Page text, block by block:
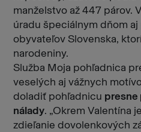
manželstvo až 447 párov.
úradu špeciálnym dňom aj
obyvateľov Slovenska,
narodeniny.
Služba Moja pohľadnica
veselých aj vážnych
doladiť pohľadnicu presne
nálady. „Okrem Valentína
zdieľanie dovolenkových